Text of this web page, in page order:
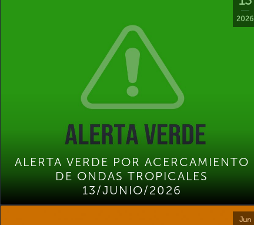
2026
ALERTA VERDE POR ACERCAMIENTO
DE ONDAS TROPICALES
13/JUNIO/2026
Jun